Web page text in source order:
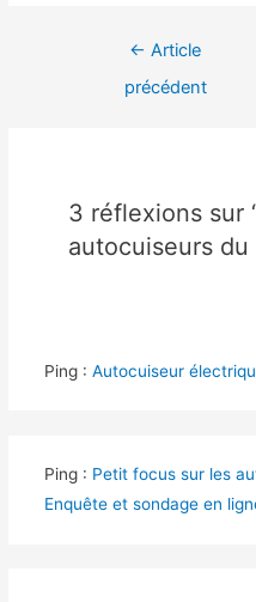
Navigation
← Article
précédent
3 réflexions sur
autocuiseurs du
Ping : Autocuiseur
Ping : Petit focus sur les
Enquête et sondage en